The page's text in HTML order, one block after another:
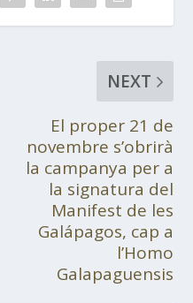
NEXT
El proper 21 de
novembre s’obrirà
la campanya per a
la signatura del
Manifest de les
Galápagos, cap a
l’Homo
Galapaguensis